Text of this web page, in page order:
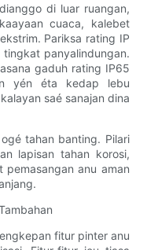
di luar ruangan,
cuaca, kalebet
Pariksa rating IP
panyalindungan.
gaduh rating IP65
yén éta kedap lebu
saé sanajan dina
tahan banting. Pilari
lapisan tahan korosi,
anu aman
fitur pinter anu